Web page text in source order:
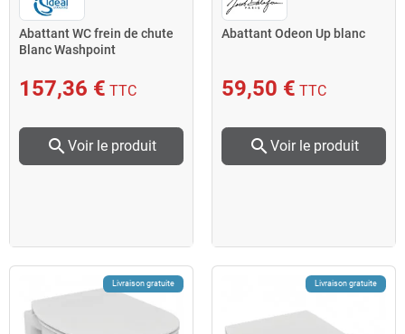
Abattant WC frein de chute
Blanc Washpoint
157,36 € TTC
search Voir le produit
Abattant Odeon Up blanc
59,50 € TTC
search Voir le produit
Livraison gratuite Livraison gratuite